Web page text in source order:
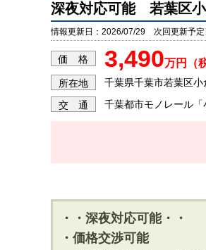
深夜対応可能 若葉区小
情報更新日：2026/07/29 次回更新予
価 格 3,490万円（
所在地 千葉県千葉市若葉区小
交 通 千葉都市モノレール
・・深夜対応可能・・
・価格交渉可能